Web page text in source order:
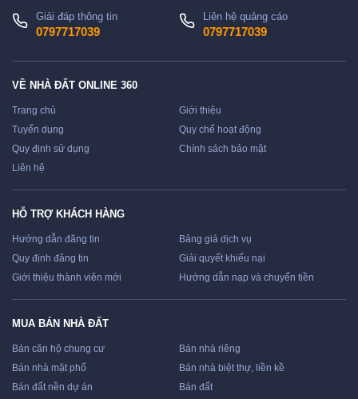
Giải đáp thông tin
0797717039
Liên hệ quảng cáo
0797717039
VỀ NHÀ ĐẤT ONLINE 360
Trang chủ
Giới thiệu
Tuyển dụng
Quy chế hoạt động
Quy định sử dụng
Chính sách bảo mật
Liên hệ
HỖ TRỢ KHÁCH HÀNG
Hướng dẫn đăng tin
Bảng giá dịch vụ
Quy định đăng tin
Giải quyết khiếu nại
Giới thiệu thành viên mới
Hướng dẫn nạp và chuyển tiền
MUA BÁN NHÀ ĐẤT
Bán căn hộ chung cư
Bán nhà riêng
Bán nhà mặt phố
Bán nhà biệt thự, liền kề
Bán đất nền dự án
Bán đất